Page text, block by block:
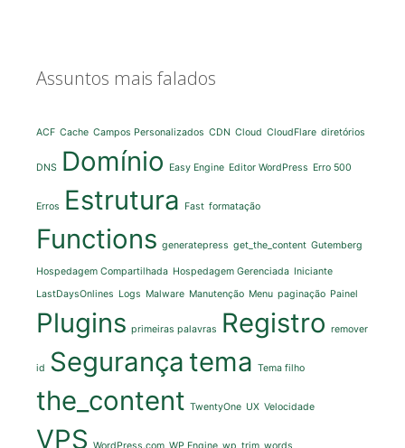
Assuntos mais falados
ACF Cache Campos Personalizados CDN Cloud CloudFlare diretórios
DNS Domínio Easy Engine Editor WordPress Erro 500
Erros Estrutura Fast formatação
Functions generatepress get_the_content Gutemberg
Hospedagem Compartilhada Hospedagem Gerenciada Iniciante
LastDaysOnlines Logs Malware Manutenção Menu paginação Painel
Plugins primeiras palavras Registro remover
id Segurança tema Tema filho
the_content TwentyOne UX Velocidade
VPS